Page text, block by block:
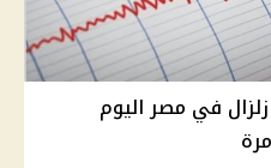
في مصر اليوم